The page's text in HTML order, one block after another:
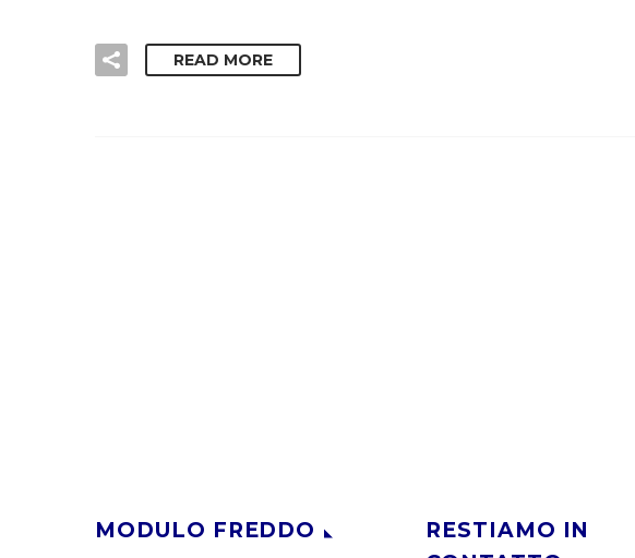
READ MORE
MODULO FREDDO
RESTIAMO IN